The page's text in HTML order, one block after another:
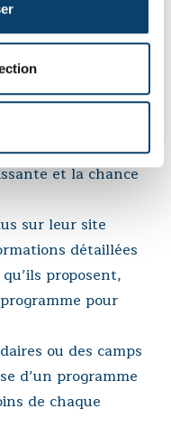
l’anglais, tout
s’engage à
foot
l’aspect Fun,
parents peuvent
un coaching de
et la chance
sur leur site
détaillées
proposent,
pour
ou des camps
d’un programme
de chaque